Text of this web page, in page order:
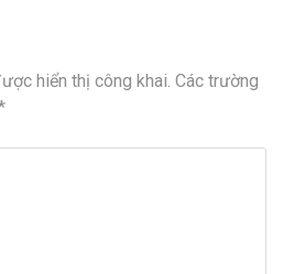
hiển thị công khai. Các trường